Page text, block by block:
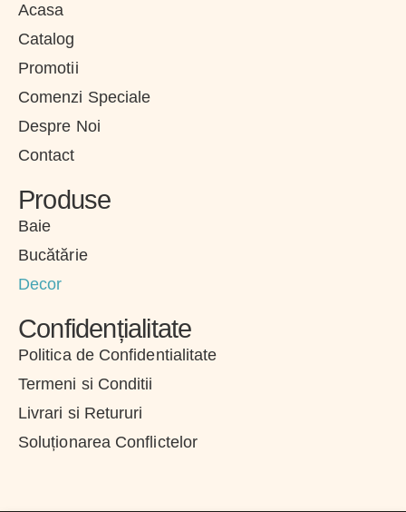
Acasa
Catalog
Promotii
Comenzi Speciale
Despre Noi
Contact
Produse
Baie
Bucătărie
Decor
Confidențialitate
Politica de Confidentialitate
Termeni si Conditii
Livrari si Retururi
Soluționarea Conflictelor